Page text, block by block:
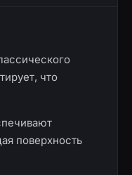
что
поверхность